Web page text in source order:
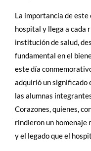
La importancia de
hospital y llega a cada
institución de salud,
fundamental en el
este día
adquirió un significado
las alumnas
Corazones, quienes,
rindieron un homenaje
y el legado que el